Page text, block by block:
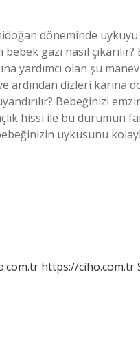
döneminde
gazı nasıl
yardımcı olan şu
ardından dizleri karına
Bebeğinizi
hissi ile bu durumun
uykusunu
https://ciho.com.tr